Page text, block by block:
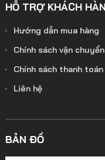
HỖ TRỢ KHÁCH
Hướng dẫn mua hàng
Chính sách vận chuyển
Chính sách thanh toán
Liên hệ
BẢN ĐỒ